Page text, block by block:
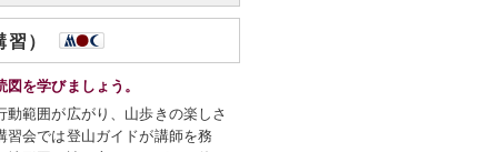
）
を学びましょう。
範囲が広がり、山歩きの楽しさ
会では登山ガイドが講師を務